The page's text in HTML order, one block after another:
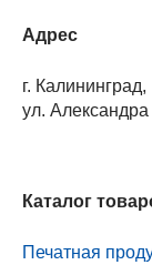
Адрес
г. Калининград,
ул.
Каталог
Печатная